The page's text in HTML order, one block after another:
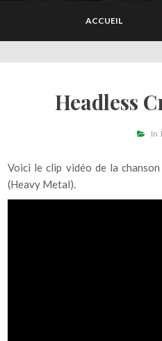
ACCUEIL
Headless
In
Voici le clip vidéo de la chanson
(Heavy Metal).